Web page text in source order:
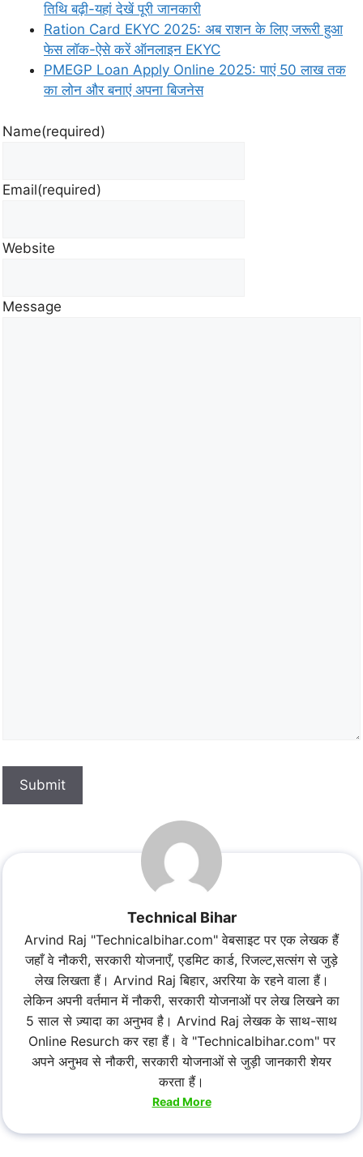
तिथि बढ़ी-यहां देखें पूरी जानकारी
Ration Card EKYC 2025: अब राशन के लिए जरूरी हुआ
फेस लॉक-ऐसे करें ऑनलाइन EKYC
PMEGP Loan Apply Online 2025: पाएं 50 लाख तक
का लोन और बनाएं अपना बिजनेस
Name(required)
Email(required)
Website
Message
Submit
Technical Bihar
Arvind Raj "Technicalbihar.com" वेबसाइट पर एक लेखक हैं
जहाँ वे नौकरी, सरकारी योजनाएँ, एडमिट कार्ड, रिजल्ट,सत्संग से जुड़े
लेख लिखता हैं। Arvind Raj बिहार, अररिया के रहने वाला हैं।
लेकिन अपनी वर्तमान में नौकरी, सरकारी योजनाओं पर लेख लिखने का
5 साल से ज़्यादा का अनुभव है। Arvind Raj लेखक के साथ-साथ
Online Resurch कर रहा हैं। वे "Technicalbihar.com" पर
अपने अनुभव से नौकरी, सरकारी योजनाओं से जुड़ी जानकारी शेयर
करता हैं।
Read More